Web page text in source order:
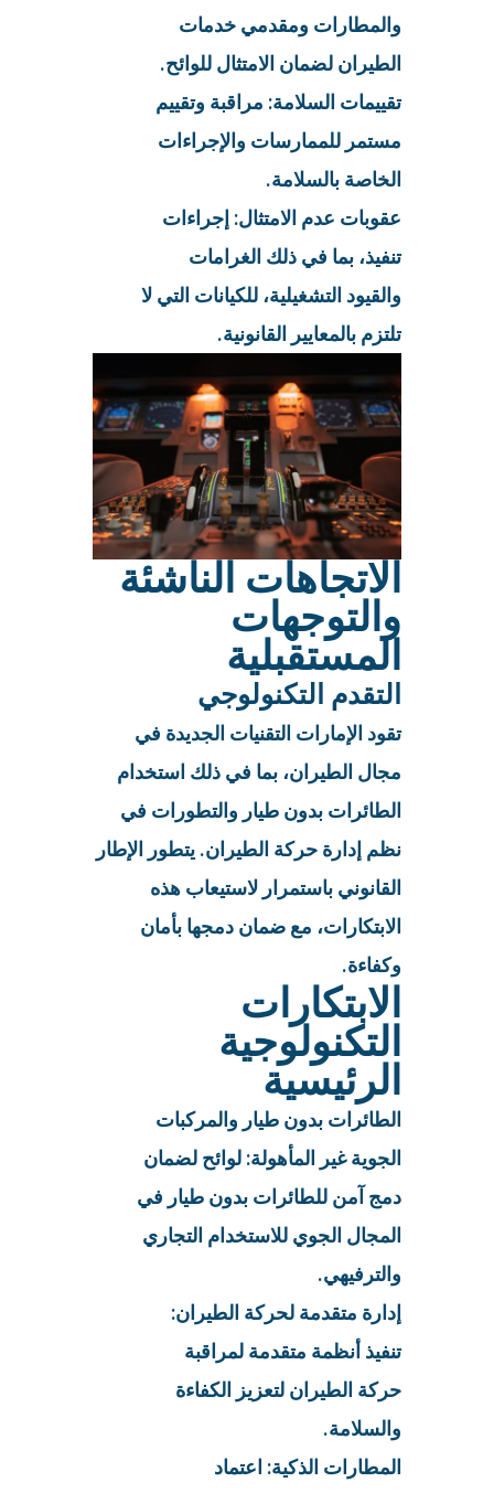
والمطارات ومقدمي خدمات
الطيران لضمان الامتثال للوائح.
تقييمات السلامة: مراقبة وتقييم
مستمر للممارسات والإجراءات
الخاصة بالسلامة.
عقوبات عدم الامتثال: إجراءات
تنفيذ، بما في ذلك الغرامات
والقيود التشغيلية، للكيانات التي لا
تلتزم بالمعايير القانونية.
الاتجاهات الناشئة
والتوجهات
المستقبلية
التقدم التكنولوجي
تقود الإمارات التقنيات الجديدة في
مجال الطيران، بما في ذلك استخدام
الطائرات بدون طيار والتطورات في
نظم إدارة حركة الطيران. يتطور الإطار
القانوني باستمرار لاستيعاب هذه
الابتكارات، مع ضمان دمجها بأمان
وكفاءة.
الابتكارات
التكنولوجية
الرئيسية
الطائرات بدون طيار والمركبات
الجوية غير المأهولة: لوائح لضمان
دمج آمن للطائرات بدون طيار في
المجال الجوي للاستخدام التجاري
والترفيهي.
إدارة متقدمة لحركة الطيران:
تنفيذ أنظمة متقدمة لمراقبة
حركة الطيران لتعزيز الكفاءة
والسلامة.
المطارات الذكية: اعتماد